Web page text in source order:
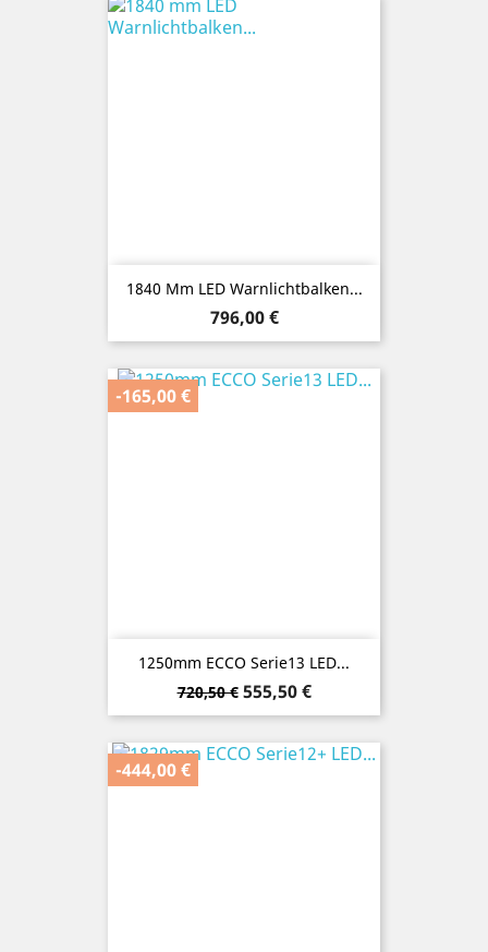
1840 Mm LED Warnlichtbalken...
Preis
796,00 €
1250mm ECCO Serie13 LED...
Verkaufspreis
720,50 € Preis
555,50 €
-165,00 €
-444,00 €